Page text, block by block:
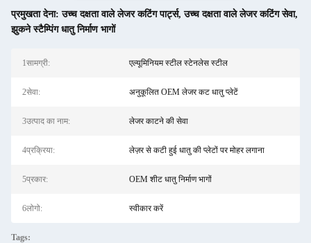
प्रमुखता देना:उच्च दक्षता वाले लेजर कटिंग पार्ट्स,उच्च दक्षता वाले लेजर कटिंग सेवा,
झुकने स्टैम्पिंग धातु निर्माण भागों
1सामग्री: एल्यूमिनियम स्टील स्टेनलेस स्टील
2सेवा: अनुकूलित OEM लेजर कट धातु प्लेटें
3उत्पाद का नाम: लेजर काटने की सेवा
4प्रक्रिया: लेज़र से कटी हुई धातु की प्लेटों पर मोहर लगाना
5प्रकार: OEM शीट धातु निर्माण भागों
6लोगो: स्वीकार करें
Tags: